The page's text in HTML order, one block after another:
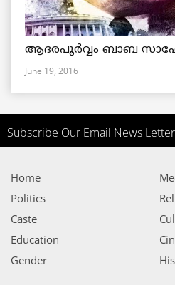
ആദരപൂര്‍വ്വം ബാബ
June 19, 2016
Subscribe Our Email News Letter
Home
Politics
Caste
Education
Gender